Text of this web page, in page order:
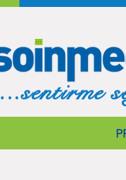
...sentirme